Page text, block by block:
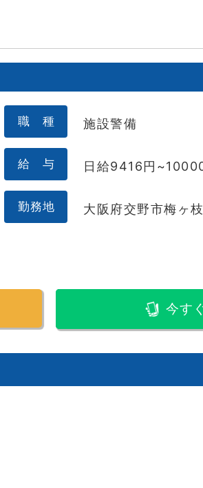
職 種 施設警備
給 与 日給9416円
勤務地 大阪府交野市梅ヶ
今す